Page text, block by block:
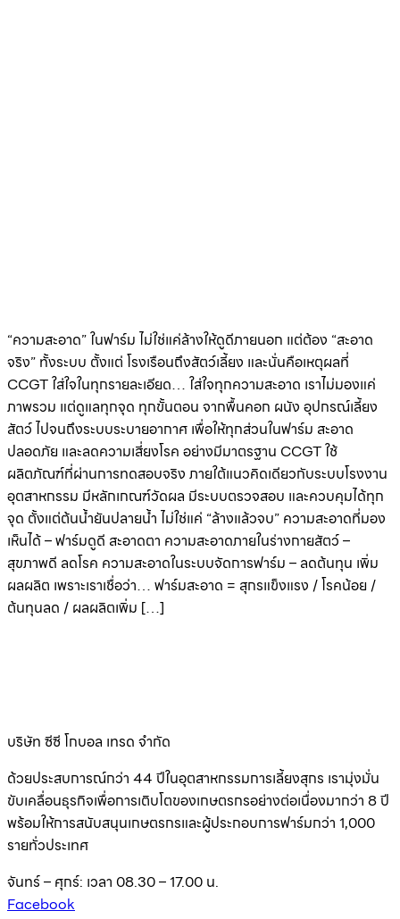
“ความสะอาด” ในฟาร์ม ไม่ใช่แค่ล้างให้ดูดีภายนอก แต่ต้อง “สะอาด
จริง” ทั้งระบบ ตั้งแต่ โรงเรือนถึงสัตว์เลี้ยง และนั่นคือเหตุผลที่
CCGT ใส่ใจในทุกรายละเอียด… ใส่ใจทุกความสะอาด เราไม่มองแค่
ภาพรวม แต่ดูแลทุกจุด ทุกขั้นตอน จากพื้นคอก ผนัง อุปกรณ์เลี้ยง
สัตว์ ไปจนถึงระบบระบายอากาศ เพื่อให้ทุกส่วนในฟาร์ม สะอาด
ปลอดภัย และลดความเสี่ยงโรค อย่างมีมาตรฐาน CCGT ใช้
ผลิตภัณฑ์ที่ผ่านการทดสอบจริง ภายใต้แนวคิดเดียวกับระบบโรงงาน
อุตสาหกรรม มีหลักเกณฑ์วัดผล มีระบบตรวจสอบ และควบคุมได้ทุก
จุด ตั้งแต่ต้นน้ำยันปลายน้ำ ไม่ใช่แค่ “ล้างแล้วจบ” ความสะอาดที่มอง
เห็นได้ – ฟาร์มดูดี สะอาดตา ความสะอาดภายในร่างกายสัตว์ –
สุขภาพดี ลดโรค ความสะอาดในระบบจัดการฟาร์ม – ลดต้นทุน เพิ่ม
ผลผลิต เพราะเราเชื่อว่า… ฟาร์มสะอาด = สุกรแข็งแรง / โรคน้อย /
ต้นทุนลด / ผลผลิตเพิ่ม […]
บริษัท ซีซี โกบอล เทรด จำกัด
ด้วยประสบการณ์กว่า 44 ปีในอุตสาหกรรมการเลี้ยงสุกร เรามุ่งมั่น
ขับเคลื่อนธุรกิจเพื่อการเติบโตของเกษตรกรอย่างต่อเนื่องมากว่า 8 ปี
พร้อมให้การสนับสนุนเกษตรกรและผู้ประกอบการฟาร์มกว่า 1,000
รายทั่วประเทศ
จันทร์ – ศุกร์: เวลา 08.30 – 17.00 น.
Facebook